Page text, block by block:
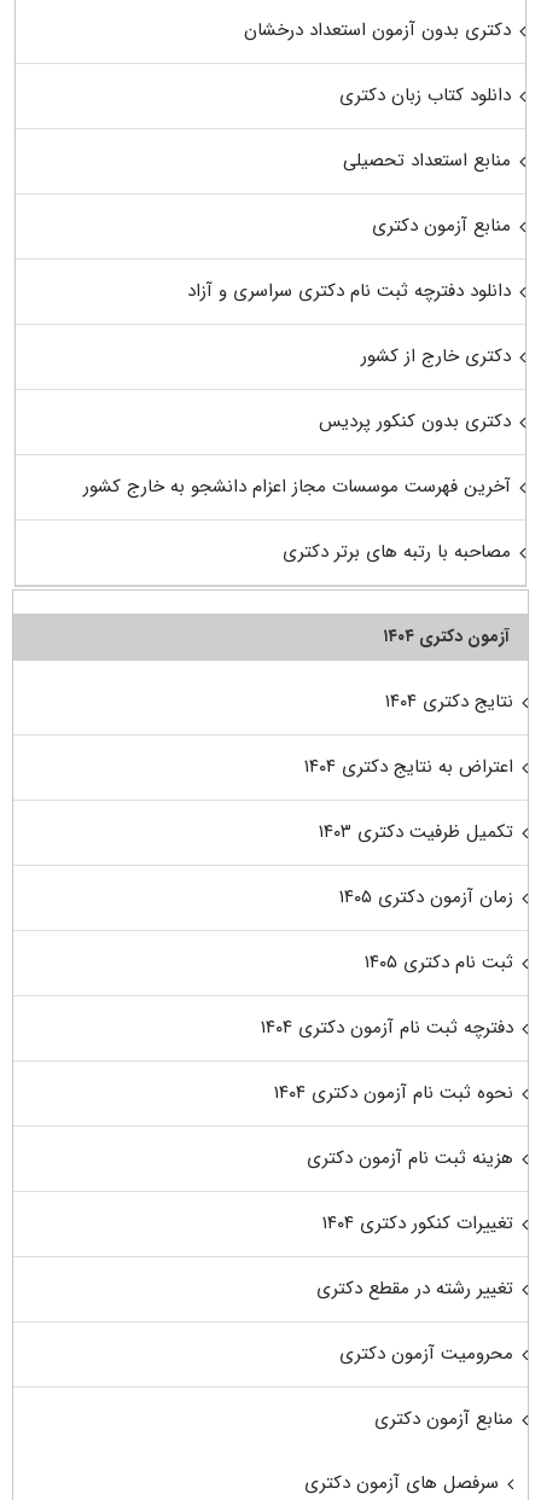
دکتری بدون آزمون استعداد درخشان
دانلود کتاب زبان دکتری
منابع استعداد تحصیلی
منابع آزمون دکتری
دانلود دفترچه ثبت نام دکتری سراسری و آزاد
دکتری خارج از کشور
دکتری بدون کنکور پردیس
آخرین فهرست موسسات مجاز اعزام دانشجو به خارج کشور
مصاحبه با رتبه های برتر دکتری
آزمون دکتری ۱۴۰۴
نتایج دکتری ۱۴۰۴
اعتراض به نتایج دکتری ۱۴۰۴
تکمیل ظرفیت دکتری ۱۴۰۳
زمان آزمون دکتری ۱۴۰۵
ثبت نام دکتری ۱۴۰۵
دفترچه ثبت نام آزمون دکتری ۱۴۰۴
نحوه ثبت نام آزمون دکتری ۱۴۰۴
هزینه ثبت نام آزمون دکتری
تغییرات کنکور دکتری ۱۴۰۴
تغییر رشته در مقطع دکتری
محرومیت آزمون دکتری
منابع آزمون دکتری
سرفصل های آزمون دکتری